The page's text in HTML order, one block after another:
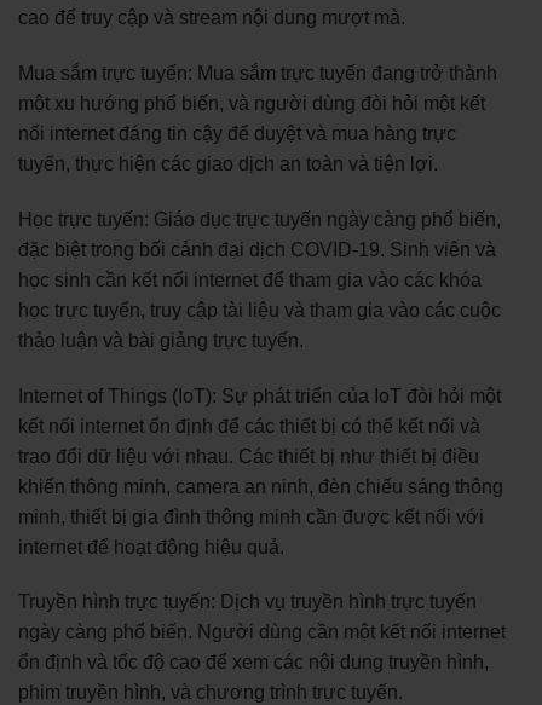
cao để truy cập và stream nội dung mượt mà.
Mua sắm trực tuyến: Mua sắm trực tuyến đang trở thành
một xu hướng phổ biến, và người dùng đòi hỏi một kết
nối internet đáng tin cậy để duyệt và mua hàng trực
tuyến, thực hiện các giao dịch an toàn và tiện lợi.
Học trực tuyến: Giáo dục trực tuyến ngày càng phổ biến,
đặc biệt trong bối cảnh đại dịch COVID-19. Sinh viên và
học sinh cần kết nối internet để tham gia vào các khóa
học trực tuyến, truy cập tài liệu và tham gia vào các cuộc
thảo luận và bài giảng trực tuyến.
Internet of Things (IoT): Sự phát triển của IoT đòi hỏi một
kết nối internet ổn định để các thiết bị có thể kết nối và
trao đổi dữ liệu với nhau. Các thiết bị như thiết bị điều
khiển thông minh, camera an ninh, đèn chiếu sáng thông
minh, thiết bị gia đình thông minh cần được kết nối với
internet để hoạt động hiệu quả.
Truyền hình trực tuyến: Dịch vụ truyền hình trực tuyến
ngày càng phổ biến. Người dùng cần một kết nối internet
ổn định và tốc độ cao để xem các nội dung truyền hình,
phim truyền hình, và chương trình trực tuyến.